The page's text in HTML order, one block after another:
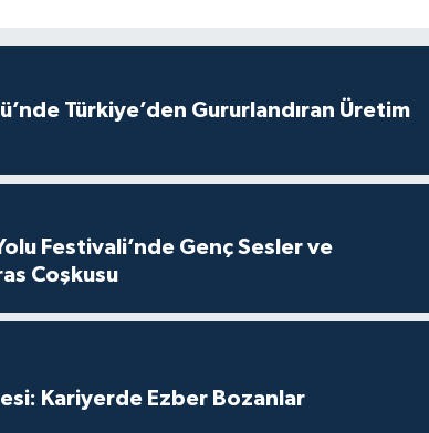
Türkiye’den Gururlandıran Üretim
Festivali’nde Genç Sesler ve
Coşkusu
Kariyerde Ezber Bozanlar